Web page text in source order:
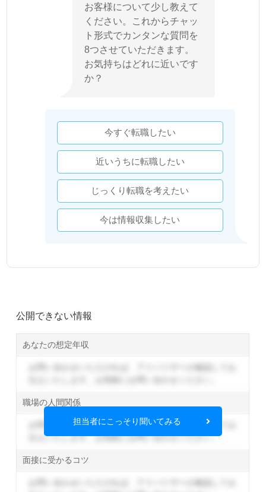
お客様について少し教えて
ください。これからチャッ
ト形式でカンタンな質問を
8つさせていただきます。
お気持ちはどれに近いです
か？
今すぐ転職したい
近いうちに転職したい
じっくり転職を考えたい
今は情報収集したい
公開できない情報
あなたの想定年収
職場の人間関係
お問い合わせいただければ、アドバイザーが確認してお
伝えいたします。お気軽にお問い合わせください。
面接に受かるコツ
担当者にこっそり聞いてみる